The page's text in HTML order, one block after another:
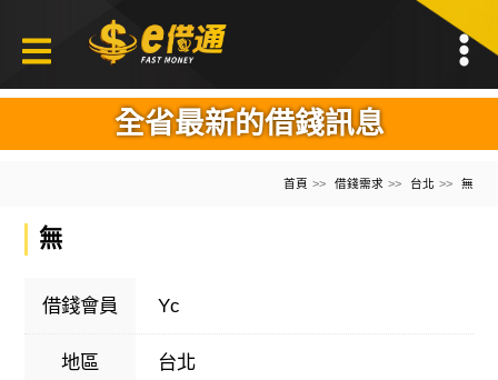
全省最新的借錢訊息
首頁 借錢需求 台北 無
無
借錢會員 Yc
地區 台北